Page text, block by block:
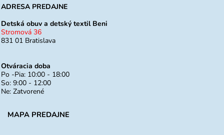
ADRESA PREDAJNE
Detská obuv a detský textil Beni
Stromová 36
831 01 Bratislava
Otváracia doba
Po -Pia: 10:00 - 18:00
So: 9:00 - 12:00
Ne: Zatvorené
MAPA PREDAJNE